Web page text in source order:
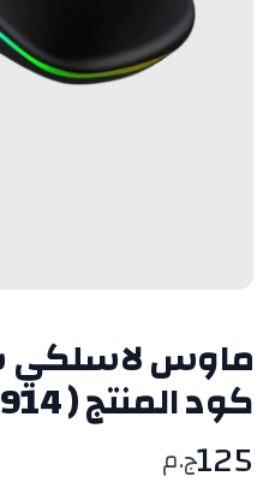
كود المنتج ( 1914 )
125ج.م